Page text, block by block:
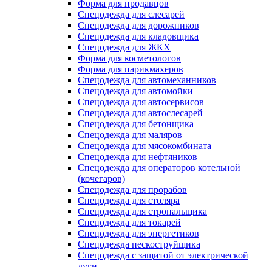
Форма для продавцов
Спецодежда для слесарей
Спецодежда для дорожников
Спецодежда для кладовщика
Спецодежда для ЖКХ
Форма для косметологов
Форма для парикмахеров
Спецодежда для автомеханников
Спецодежда для автомойки
Спецодежда для автосервисов
Спецодежда для автослесарей
Спецодежда для бетонщика
Спецодежда для маляров
Спецодежда для мясокомбината
Спецодежда для нефтяников
Спецодежда для операторов котельной
(кочегаров)
Спецодежда для прорабов
Спецодежда для столяра
Спецодежда для стропальщика
Спецодежда для токарей
Спецодежда для энергетиков
Спецодежда пескоструйщика
Спецодежда с защитой от электрической